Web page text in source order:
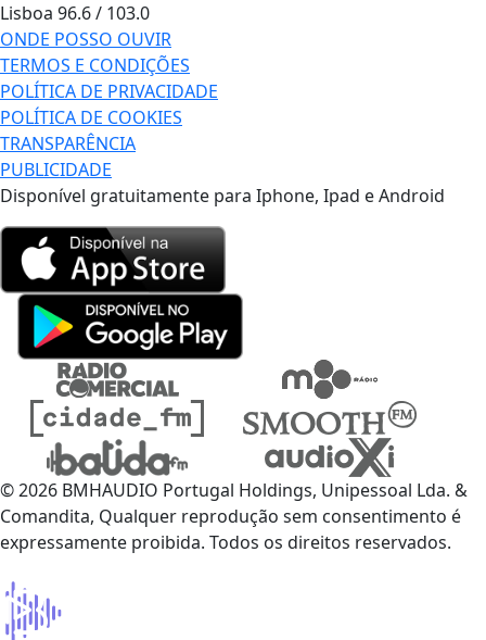
Lisboa 96.6 / 103.0
ONDE POSSO OUVIR
TERMOS E CONDIÇÕES
POLÍTICA DE PRIVACIDADE
POLÍTICA DE COOKIES
TRANSPARÊNCIA
PUBLICIDADE
Disponível gratuitamente para Iphone, Ipad e Android
© 2026 BMHAUDIO Portugal Holdings, Unipessoal Lda. &
Comandita, Qualquer reprodução sem consentimento é
expressamente proibida. Todos os direitos reservados.